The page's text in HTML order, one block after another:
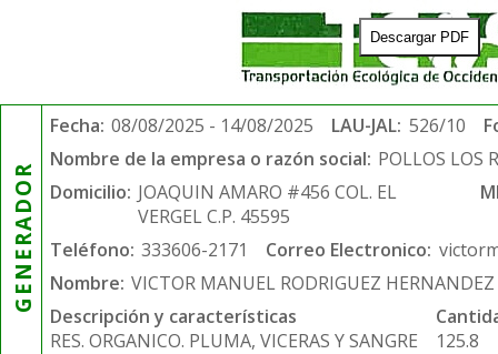
Descargar PDF
GENERADOR
Fecha: 08/08/2025 - 14/08/2025 LAU-JAL: 526/10
Nombre de la empresa o razón social: POLLOS LOS
Domicilio: JOAQUIN AMARO #456 COL. EL
VERGEL C.P. 45595
Teléfono: 333606-2171 Correo Electronico:
Nombre: VICTOR MANUEL RODRIGUEZ HERNANDEZ
Descripción y características
RES. ORGANICO. PLUMA, VICERAS Y SANGRE
125.8